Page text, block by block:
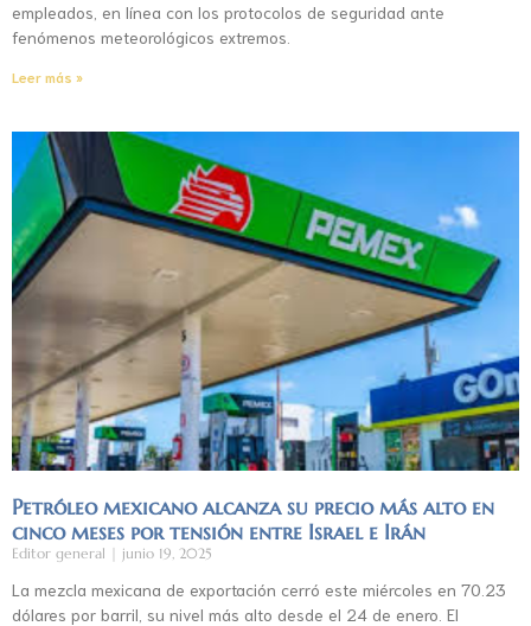
empleados, en línea con los protocolos de seguridad ante
fenómenos meteorológicos extremos.
Leer más »
Petróleo mexicano alcanza su precio más alto en
cinco meses por tensión entre Israel e Irán
Editor general junio 19, 2025
La mezcla mexicana de exportación cerró este miércoles en 70.23
dólares por barril, su nivel más alto desde el 24 de enero. El